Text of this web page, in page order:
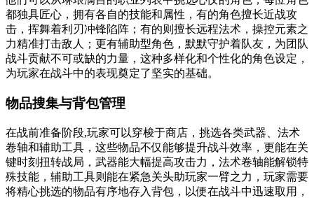
都独具匠心，拥有各自的技能和属性，有的角色擅长近战攻
击，挥舞着利刃冲锋陷阵；有的则擅长远程法术，操控元素之
力精准打击敌人；更有辅助型角色，默默守护着队友，为团队
战斗贡献不可或缺的力量，这种多样化和个性化的角色设定，
为玩家在战斗中的表现奠定了坚实的基础。
物品搜集与背包管理
在战前准备阶段,玩家可以穿梭于商店，挑选各类武器、法术
卷轴和辅助工具，这些物品不仅能够提升战斗效率，更能在关
键时刻扭转战局，武器能大幅提高攻击力，法术卷轴能解锁特
殊技能，辅助工具则能在紧急关头助玩家一臂之力，玩家需要
将精心挑选的物品有序地存入背包，以便在战斗中迅速取用，